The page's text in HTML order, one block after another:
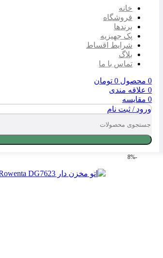
خانه
فروشگاه
برندها
پک جهیزیه
شرایط اقساط
بلاگ
تماس با ما
0 محصول 0 تومان
0 علاقه مندی
0 مقایسه
ورود / ثبت نام
-8%